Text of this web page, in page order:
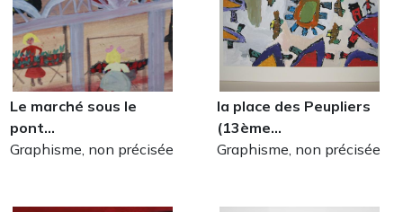
Le marché sous le
pont…
Graphisme, non précisée
la place des Peupliers
(13ème…
Graphisme, non précisée